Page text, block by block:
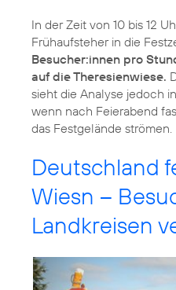
In der Zeit von 10 bis 12
Frühaufsteher in die
Besucher:innen pro
auf die Theresienwiese.
sieht die Analyse jedoch
wenn nach Feierabend
das Festgelände strömen.
Deutschland
Wiesn –
Landkreisen